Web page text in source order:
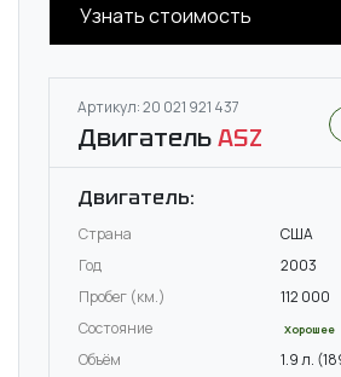
Узнать стоимость
Артикул: 20 021 921 437
ДвигательASZ
Двигатель:
Страна
США
Год
2003
Пробег (км.)
112 000
Состояние
Хорошее
Объём 1.9 л.